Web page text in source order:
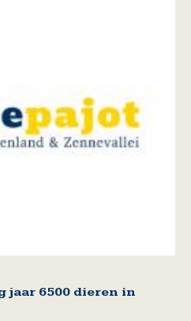
jaar 6500 dieren in